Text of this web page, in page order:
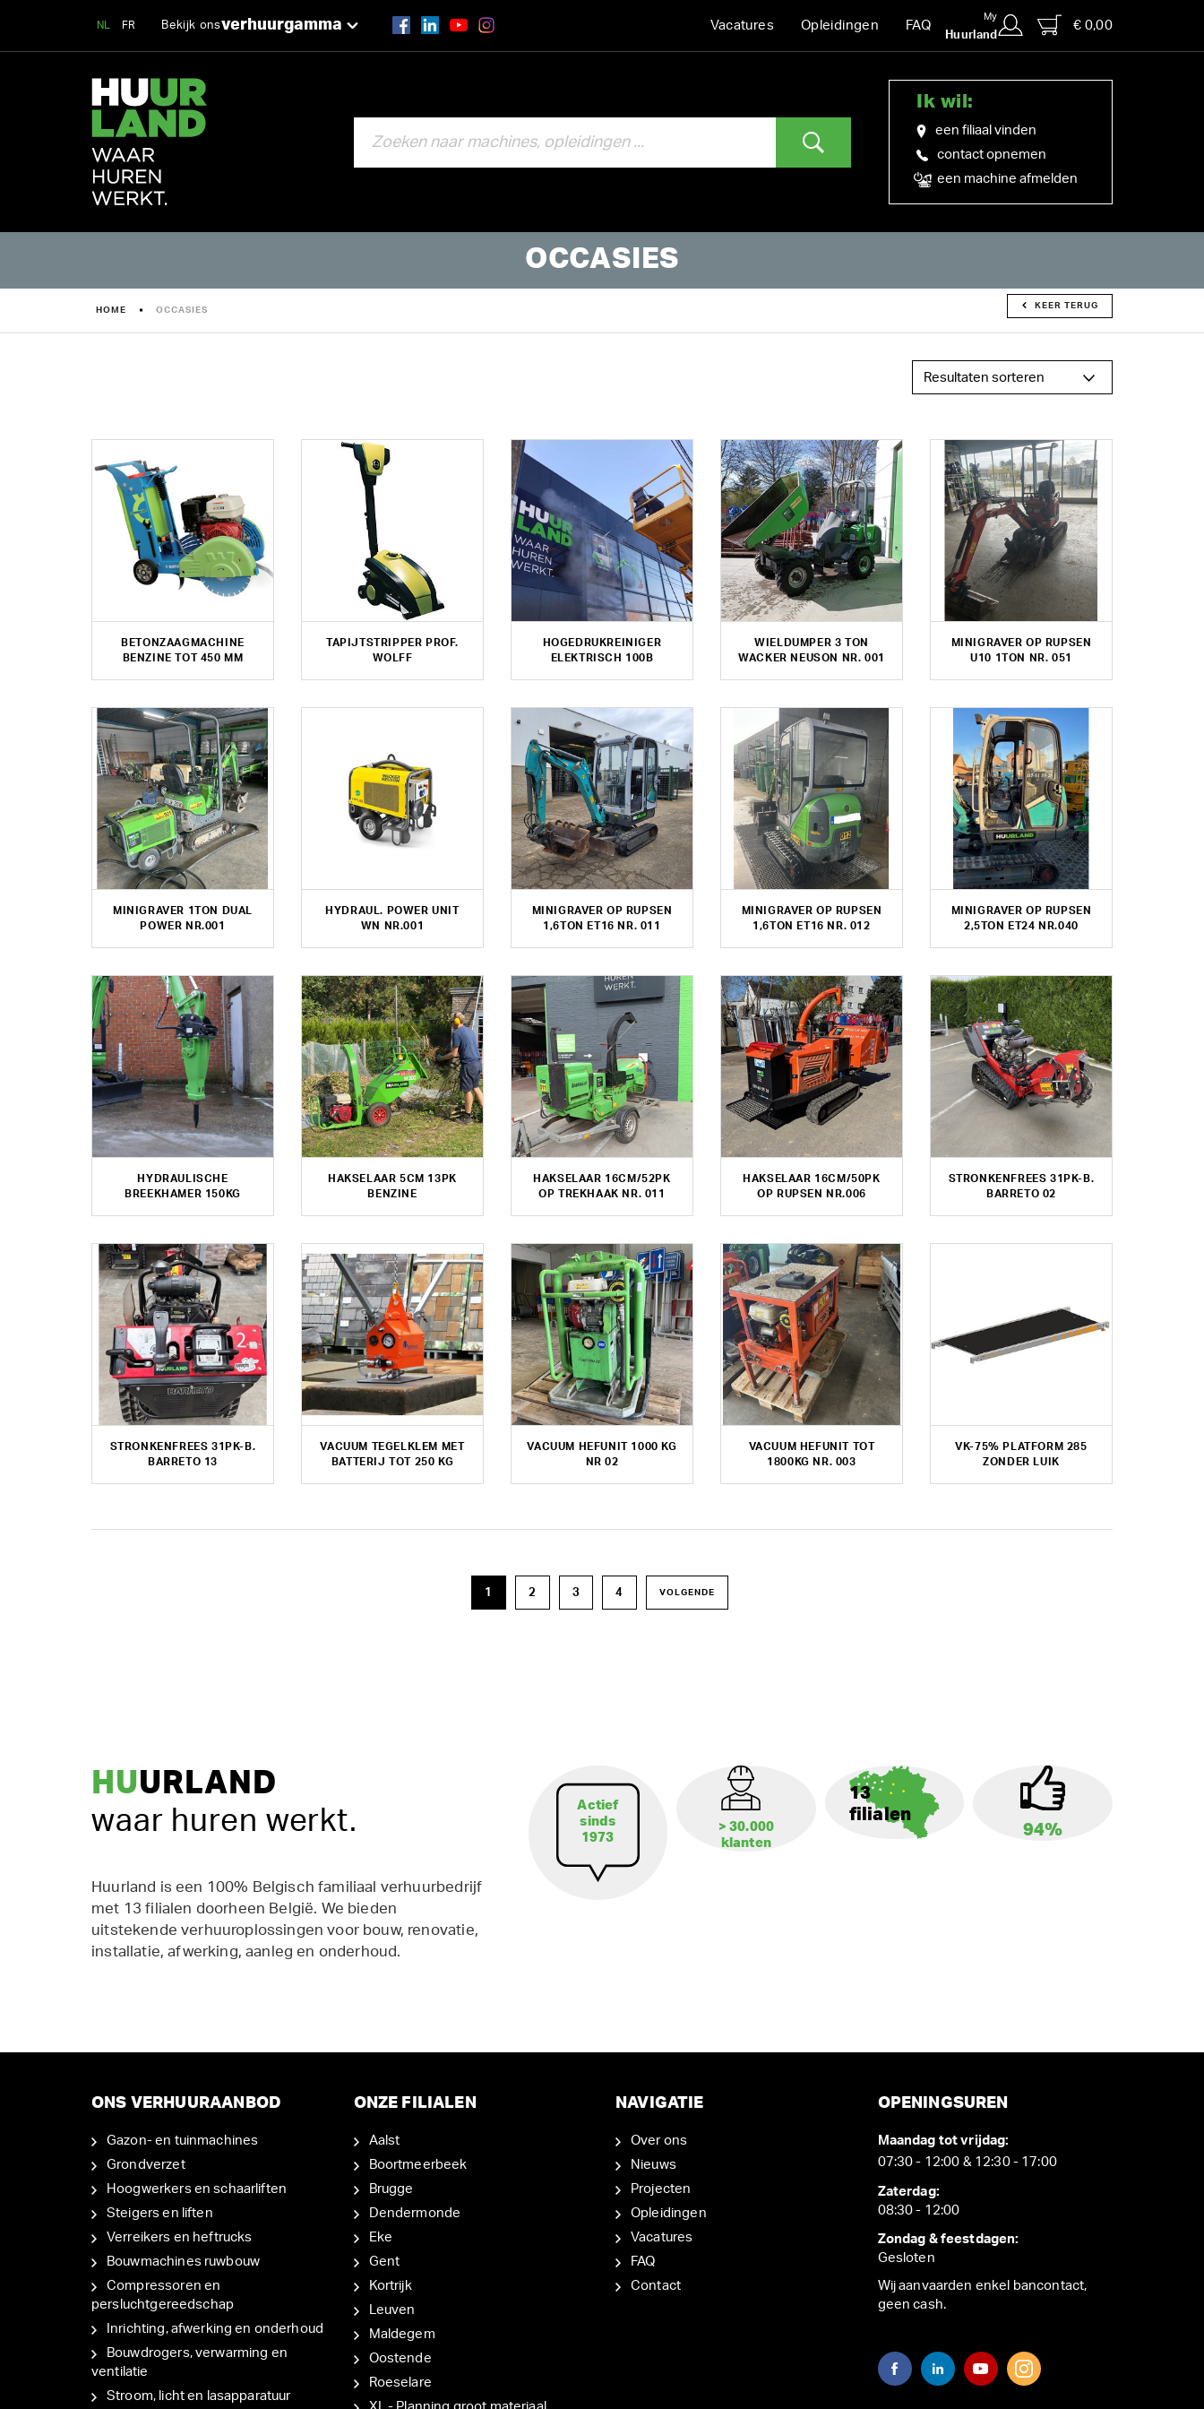
NL FR Bekijk onsverhuurgamma Vacatures Opleidingen FAQ
My
Huurland
€ 0,00
Ik wil:
een filiaal vinden
contact opnemen
een machine afmelden
OCCASIES
HOME OCCASIES KEER TERUG
BETONZAAGMACHINE
BENZINE TOT 450 MM
TAPIJTSTRIPPER PROF.
WOLFF
HOGEDRUKREINIGER
ELEKTRISCH 100B
WIELDUMPER 3 TON
WACKER NEUSON NR. 001
MINIGRAVER OP RUPSEN
U10 1TON NR. 051
MINIGRAVER 1TON DUAL
POWER NR.001
HYDRAUL. POWER UNIT
WN NR.001
MINIGRAVER OP RUPSEN
1,6TON ET16 NR. 011
MINIGRAVER OP RUPSEN
1,6TON ET16 NR. 012
MINIGRAVER OP RUPSEN
2,5TON ET24 NR.040
HYDRAULISCHE
BREEKHAMER 150KG
HAKSELAAR 5CM 13PK
BENZINE
HAKSELAAR 16CM/52PK
OP TREKHAAK NR. 011
HAKSELAAR 16CM/50PK
OP RUPSEN NR.006
STRONKENFREES 31PK-B.
BARRETO 02
STRONKENFREES 31PK-B.
BARRETO 13
VACUUM TEGELKLEM MET
BATTERIJ TOT 250 KG
VACUUM HEFUNIT 1000 KG
NR 02
VACUUM HEFUNIT TOT
1800KG NR. 003
VK-75% PLATFORM 285
ZONDER LUIK
1 2 3 4 VOLGENDE
HUURLAND
waar huren werkt.
Huurland is een 100% Belgisch familiaal verhuurbedrijf
met 13 filialen doorheen België. We bieden
uitstekende verhuuroplossingen voor bouw, renovatie,
installatie, afwerking, aanleg en onderhoud.
Actief
sinds
1973
> 30.000
klanten
13
filialen
94%
ONS VERHUURAANBOD
Gazon- en tuinmachines
Grondverzet
Hoogwerkers en schaarliften
Steigers en liften
Verreikers en heftrucks
Bouwmachines ruwbouw
Compressoren en
persluchtgereedschap
Inrichting, afwerking en onderhoud
Bouwdrogers, verwarming en
ventilatie
Stroom, licht en lasapparatuur
ONZE FILIALEN
Aalst
Boortmeerbeek
Brugge
Dendermonde
Eke
Gent
Kortrijk
Leuven
Maldegem
Oostende
Roeselare
XL - Planning groot materiaal
NAVIGATIE
Over ons
Nieuws
Projecten
Opleidingen
Vacatures
FAQ
Contact
OPENINGSUREN
Maandag tot vrijdag:
07:30 - 12:00 & 12:30 - 17:00
Zaterdag:
08:30 - 12:00
Zondag & feestdagen:
Gesloten
Wij aanvaarden enkel bancontact,
geen cash.